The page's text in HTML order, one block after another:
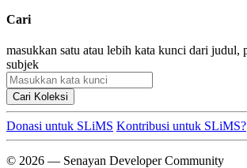
Cari
masukkan satu atau lebih kata kunci dari judul,
subjek
Cari Koleksi
Donasi untuk SLiMS Kontribusi untuk SLiMS?
© 2026 — Senayan Developer Community